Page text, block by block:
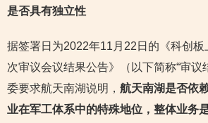
是否具有独立性
据签署日为2022年11月22日的《科创
次审议会议结果公告》（以下简称“审议
委要求航天南湖说明， 航天南湖是否依
业在军工体系中的特殊地位，整体业务